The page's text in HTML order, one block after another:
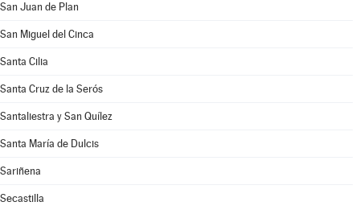
San Juan de Plan
San Miguel del Cinca
Santa Cilia
Santa Cruz de la Serós
Santaliestra y San Quílez
Santa María de Dulcis
Sariñena
Secastilla